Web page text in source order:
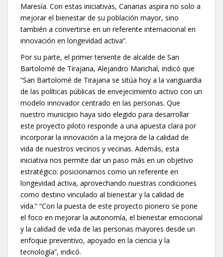
Maresía. Con estas iniciativas, Canarias aspira no solo a
mejorar el bienestar de su población mayor, sino
también a convertirse en un referente internacional en
innovación en longevidad activa”.
Por su parte, el primer teniente de alcalde de San
Bartolomé de Tirajana, Alejandro Marichal, indicó que
“San Bartolomé de Tirajana se sitúa hoy a la vanguardia
de las políticas públicas de envejecimiento activo con un
modelo innovador centrado en las personas. Que
nuestro municipio haya sido elegido para desarrollar
este proyecto piloto responde a una apuesta clara por
incorporar la innovación a la mejora de la calidad de
vida de nuestros vecinos y vecinas. Además, esta
iniciativa nos permite dar un paso más en un objetivo
estratégico: posicionarnos como un referente en
longevidad activa, aprovechando nuestras condiciones
como destino vinculado al bienestar y la calidad de
vida.” “Con la puesta de este proyecto pionero se pone
el foco en mejorar la autonomía, el bienestar emocional
y la calidad de vida de las personas mayores desde un
enfoque preventivo, apoyado en la ciencia y la
tecnología”, indicó.